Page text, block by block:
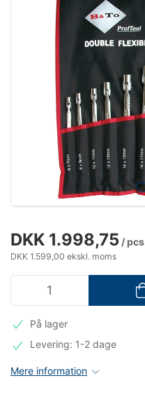
DKK 1.998,75 / pcs
DKK 1.599,00 ekskl. moms
På lager
Levering: 1-2 dage
Mere information